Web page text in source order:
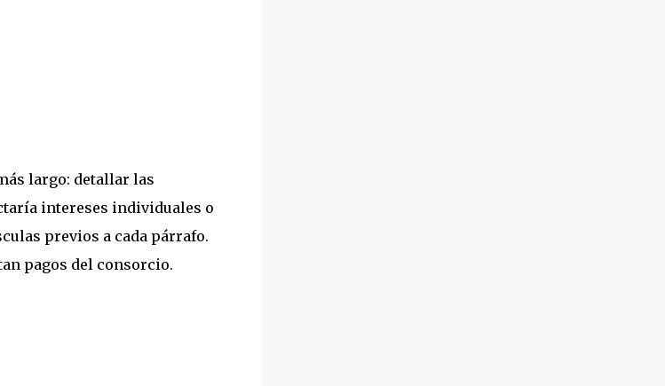
largo: detallar las
intereses individuales o
previos a cada párrafo.
pagos del consorcio.